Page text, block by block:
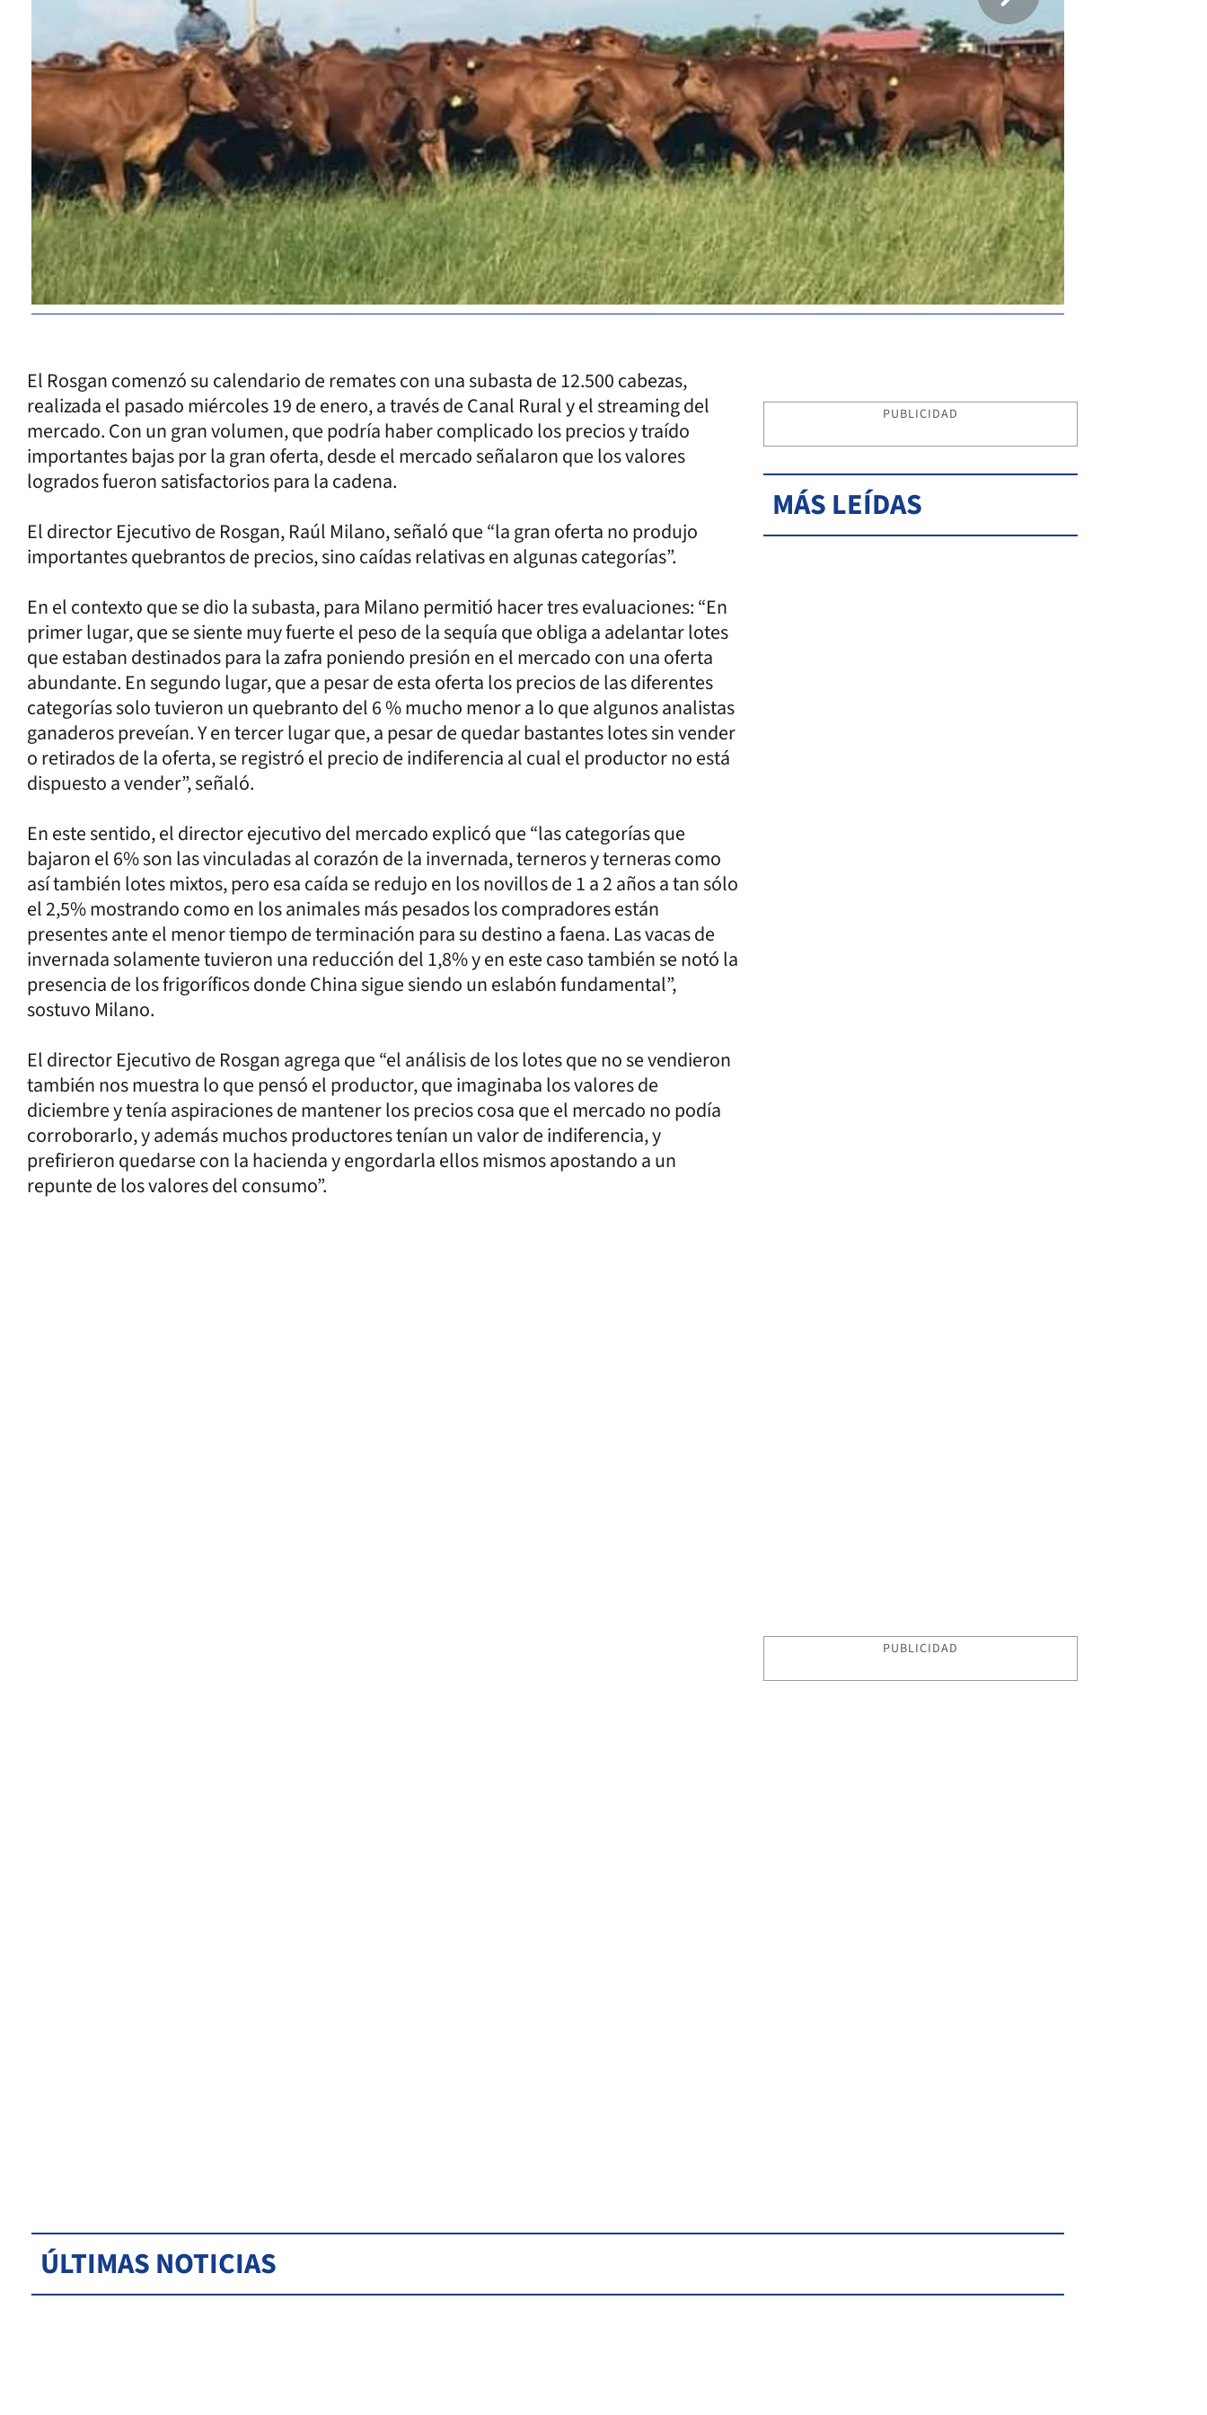
El Rosgan comenzó su calendario de remates con una subasta de 12.500 cabezas,
realizada el pasado miércoles 19 de enero, a través de Canal Rural y el streaming del
mercado. Con un gran volumen, que podría haber complicado los precios y traído
importantes bajas por la gran oferta, desde el mercado señalaron que los valores
logrados fueron satisfactorios para la cadena.
El director Ejecutivo de Rosgan, Raúl Milano, señaló que “la gran oferta no produjo
importantes quebrantos de precios, sino caídas relativas en algunas categorías”.
En el contexto que se dio la subasta, para Milano permitió hacer tres evaluaciones: “En
primer lugar, que se siente muy fuerte el peso de la sequía que obliga a adelantar lotes
que estaban destinados para la zafra poniendo presión en el mercado con una oferta
abundante. En segundo lugar, que a pesar de esta oferta los precios de las diferentes
categorías solo tuvieron un quebranto del 6 % mucho menor a lo que algunos analistas
ganaderos preveían. Y en tercer lugar que, a pesar de quedar bastantes lotes sin vender
o retirados de la oferta, se registró el precio de indiferencia al cual el productor no está
dispuesto a vender”, señaló.
En este sentido, el director ejecutivo del mercado explicó que “las categorías que
bajaron el 6% son las vinculadas al corazón de la invernada, terneros y terneras como
así también lotes mixtos, pero esa caída se redujo en los novillos de 1 a 2 años a tan sólo
el 2,5% mostrando como en los animales más pesados los compradores están
presentes ante el menor tiempo de terminación para su destino a faena. Las vacas de
invernada solamente tuvieron una reducción del 1,8% y en este caso también se notó la
presencia de los frigoríficos donde China sigue siendo un eslabón fundamental”,
sostuvo Milano.
El director Ejecutivo de Rosgan agrega que “el análisis de los lotes que no se vendieron
también nos muestra lo que pensó el productor, que imaginaba los valores de
diciembre y tenía aspiraciones de mantener los precios cosa que el mercado no podía
corroborarlo, y además muchos productores tenían un valor de indiferencia, y
prefirieron quedarse con la hacienda y engordarla ellos mismos apostando a un
repunte de los valores del consumo”.
PUBLICIDAD
MÁS LEÍDAS
PUBLICIDAD
ÚLTIMAS NOTICIAS